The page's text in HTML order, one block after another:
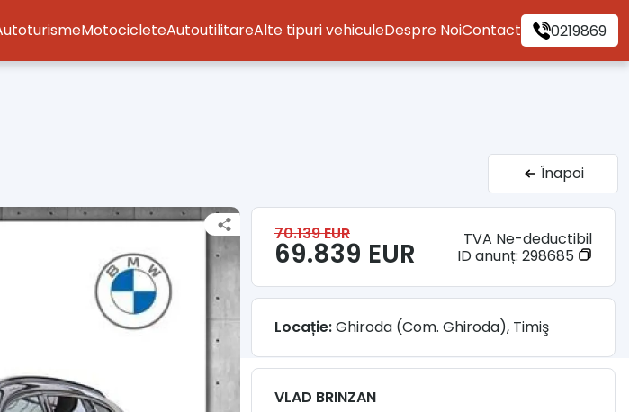
MotocicleteAutoutilitareAlte tipuri vehiculeDespre NoiContact 0219869
Înapoi
70.139 EUR
69.839 EUR
TVA Ne-deductibil
ID anunț: 298685
Locație:Ghiroda (Com. Ghiroda), Timiş
VLAD BRINZAN